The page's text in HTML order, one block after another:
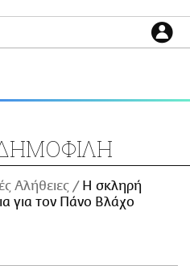
το
Αλήθειες
H σκληρή
για τον Πάνο Βλάχο